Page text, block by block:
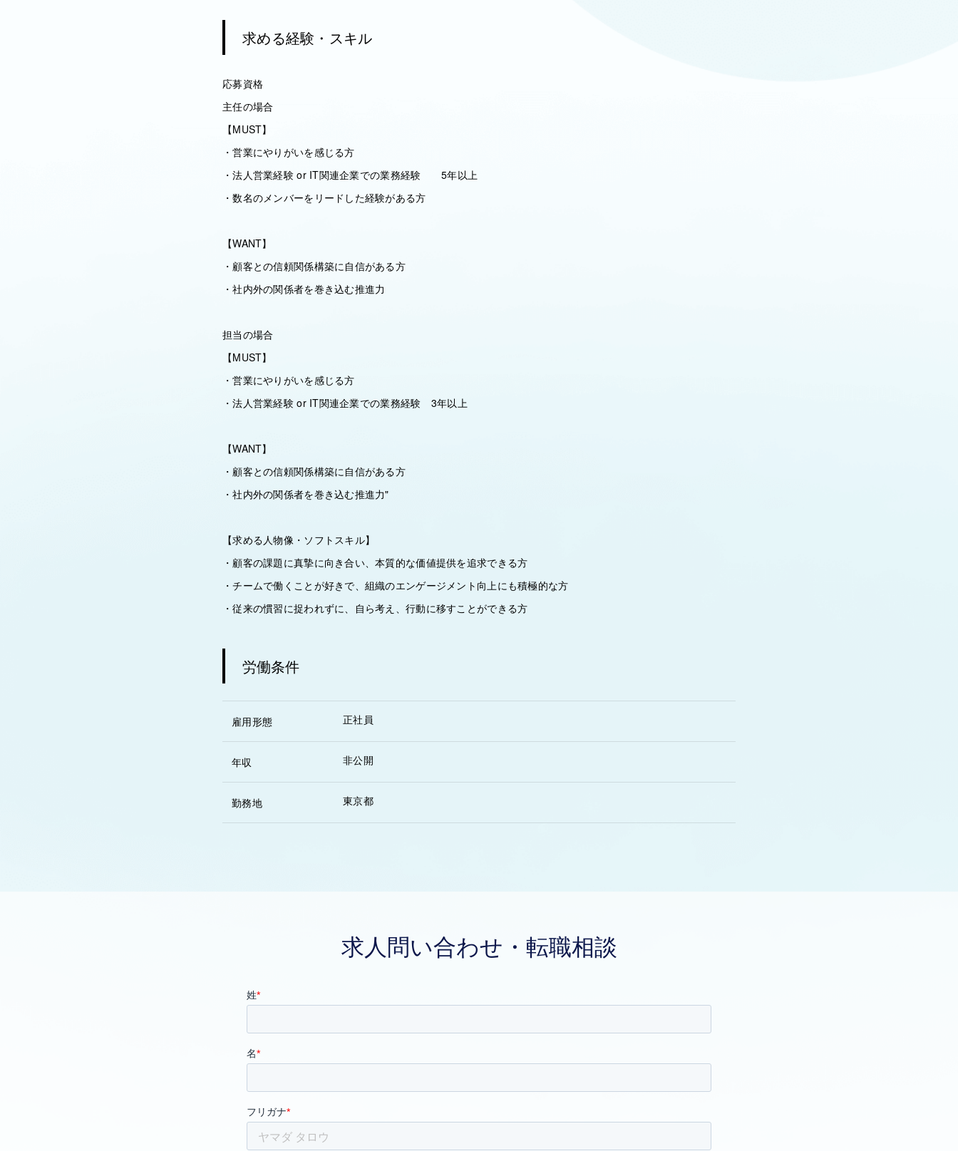
求める経験・スキル
応募資格
主任の場合
【MUST】
・営業にやりがいを感じる方
・法人営業経験 or IT関連企業での業務経験 5年以上
・数名のメンバーをリードした経験がある方
【WANT】
・顧客との信頼関係構築に自信がある方
・社内外の関係者を巻き込む推進力
担当の場合
【MUST】
・営業にやりがいを感じる方
・法人営業経験 or IT関連企業での業務経験 3年以上
【WANT】
・顧客との信頼関係構築に自信がある方
・社内外の関係者を巻き込む推進力"
【求める人物像・ソフトスキル】
・顧客の課題に真摯に向き合い、本質的な価値提供を追求できる方
・チームで働くことが好きで、組織のエンゲージメント向上にも積極的な方
・従来の慣習に捉われずに、自ら考え、行動に移すことができる方
労働条件
雇用形態 正社員
年収 非公開
勤務地 東京都
求人問い合わせ・転職相談